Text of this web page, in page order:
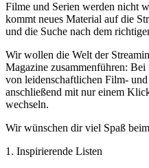
Filme und Serien werden nicht
kommt neues Material auf die
und die Suche nach dem
Wir wollen die Welt der
Magazine zusammenführen:
von leidenschaftlichen Film- und
anschließend mit nur einem
wechseln.
Wir wünschen dir viel Spaß
1. Inspirierende Listen